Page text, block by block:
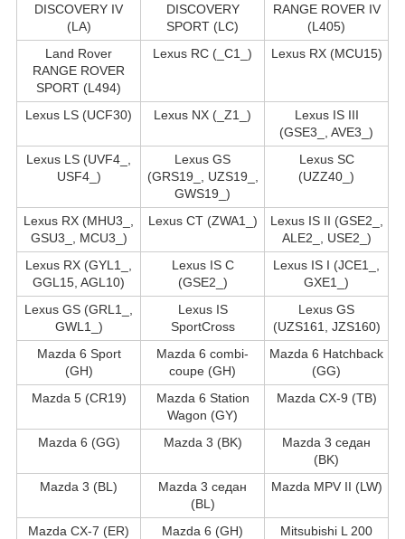
DISCOVERY IV
(LA)
DISCOVERY
SPORT (LC)
RANGE ROVER IV
(L405)
Land Rover
RANGE ROVER
SPORT (L494)
Lexus RC (_C1_) Lexus RX (MCU15)
Lexus LS (UCF30) Lexus NX (_Z1_)
Lexus IS III
(GSE3_, AVE3_)
Lexus LS (UVF4_,
USF4_)
Lexus GS
(GRS19_, UZS19_,
GWS19_)
Lexus SC
(UZZ40_)
Lexus RX (MHU3_,
GSU3_, MCU3_)
Lexus CT (ZWA1_)
Lexus IS II (GSE2_,
ALE2_, USE2_)
Lexus RX (GYL1_,
GGL15, AGL10)
Lexus IS C
(GSE2_)
Lexus IS I (JCE1_,
GXE1_)
Lexus GS (GRL1_,
GWL1_)
Lexus IS
SportCross
Lexus GS
(UZS161, JZS160)
Mazda 6 Sport
(GH)
Mazda 6 combi-
coupe (GH)
Mazda 6 Hatchback
(GG)
Mazda 5 (CR19)
Mazda 6 Station
Wagon (GY)
Mazda CX-9 (TB)
Mazda 6 (GG) Mazda 3 (BK)
Mazda 3 седан
(BK)
Mazda 3 (BL)
Mazda 3 седан
(BL)
Mazda MPV II (LW)
Mazda CX-7 (ER) Mazda 6 (GH)
Mitsubishi L 200